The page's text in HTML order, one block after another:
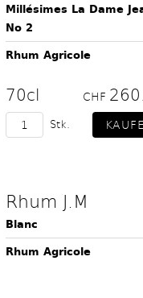
Millésimes La Dame
No 2
Rhum Agricole
70cl CHF
Stk.
Rhum J.M
Blanc
Rhum Agricole